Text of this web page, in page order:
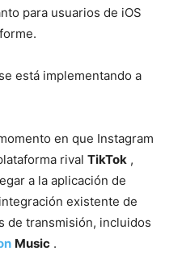
para usuarios de iOS
está implementando a
en que Instagram
rival TikTok ,
a la aplicación de
existente de
de transmisión, incluidos
Music .